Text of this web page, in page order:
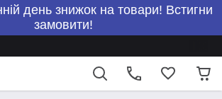
день знижок на товари! Встигни
замовити!